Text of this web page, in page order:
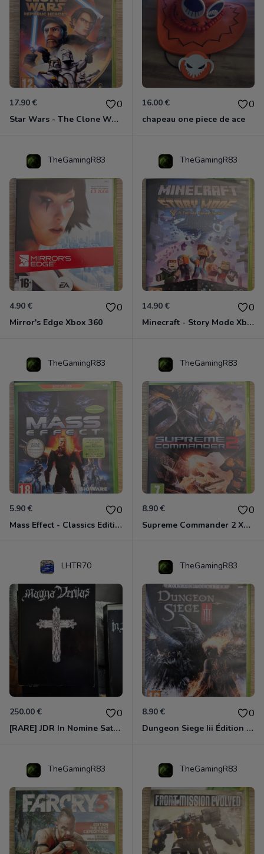
17.90 € 0
Star Wars - The Clone Wars - Les Héros De La République Xbox 360
16.00 € 0
chapeau one piece de ace
TheGamingR83
4.90 € 0
Mirror's Edge Xbox 360
TheGamingR83
14.90 € 0
Minecraft - Story Mode Xbox 360
TheGamingR83
5.90 € 0
Mass Effect - Classics Edition Xbox 360
TheGamingR83
8.90 € 0
Supreme Commander 2 Xbox 360
LHTR70
250.00 € 0
[RARE] JDR In Nomine Satanis / Magna Veritas – 1ère Édition BOÎTE (DOS BLANC, 1989) - CROC / Siroz
TheGamingR83
8.90 € 0
Dungeon Siege Iii Édition Limitée - Vf Intégrale Xbox 360
TheGamingR83 TheGamingR83